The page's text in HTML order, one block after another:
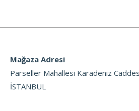
Mağaza Adresi
Parseller Mahallesi Karadeniz
İSTANBUL